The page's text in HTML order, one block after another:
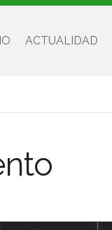
ACTUALIDAD